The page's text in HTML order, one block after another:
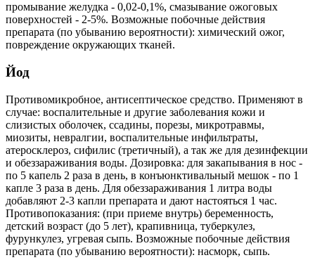
промывание желудка - 0,02-0,1%, смазывание ожоговых
поверхностей - 2-5%. Возможные побочные действия
препарата (по убыванию вероятности): химический ожог,
повреждение окружающих тканей.
Йод
Противомикробное, антисептическое средство. Применяют в
случае: воспалительные и другие заболевания кожи и
слизистых оболочек, ссадины, порезы, микротравмы,
миозиты, невралгии, воспалительные инфильтраты,
атеросклероз, сифилис (третичный), а так же для дезинфекции
и обеззараживания воды. Дозировка: для закапывания в нос -
по 5 капель 2 раза в день, в конъюнктивальный мешок - по 1
капле 3 раза в день. Для обеззараживания 1 литра воды
добавляют 2-3 капли препарата и дают настояться 1 час.
Противопоказания: (при приеме внутрь) беременность,
детский возраст (до 5 лет), крапивница, туберкулез,
фурункулез, угревая сыпь. Возможные побочные действия
препарата (по убыванию вероятности): насморк, сыпь.